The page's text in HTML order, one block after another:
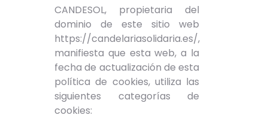
CANDESOL, propietaria del
dominio de este sitio web
https://candelariasolidaria.es/,
manifiesta que esta web, a la
fecha de actualización de esta
política de cookies, utiliza las
siguientes categorías de
cookies: